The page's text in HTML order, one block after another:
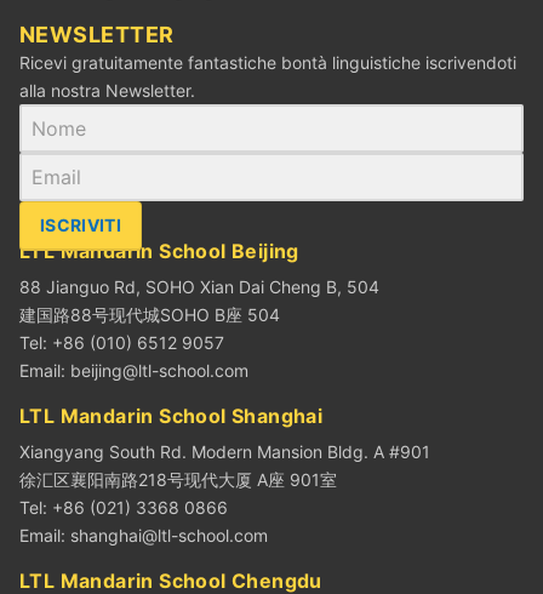
NEWSLETTER
Ricevi gratuitamente fantastiche bontà linguistiche iscrivendoti
alla nostra Newsletter.
ISCRIVITI
LTL Mandarin School Beijing
88 Jianguo Rd, SOHO Xian Dai Cheng B, 504
建国路88号现代城SOHO B座 504
Tel: +86 (010) 6512 9057
Email: beijing@ltl-school.com
LTL Mandarin School Shanghai
Xiangyang South Rd. Modern Mansion Bldg. A #901
徐汇区襄阳南路218号现代大厦 A座 901室
Tel: +86 (021) 3368 0866
Email: shanghai@ltl-school.com
LTL Mandarin School Chengdu